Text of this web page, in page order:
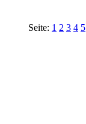
Seite: 1 2 3 4 5